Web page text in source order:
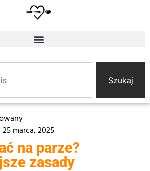
Szukaj
25 marca, 2025
na parze?
zasady